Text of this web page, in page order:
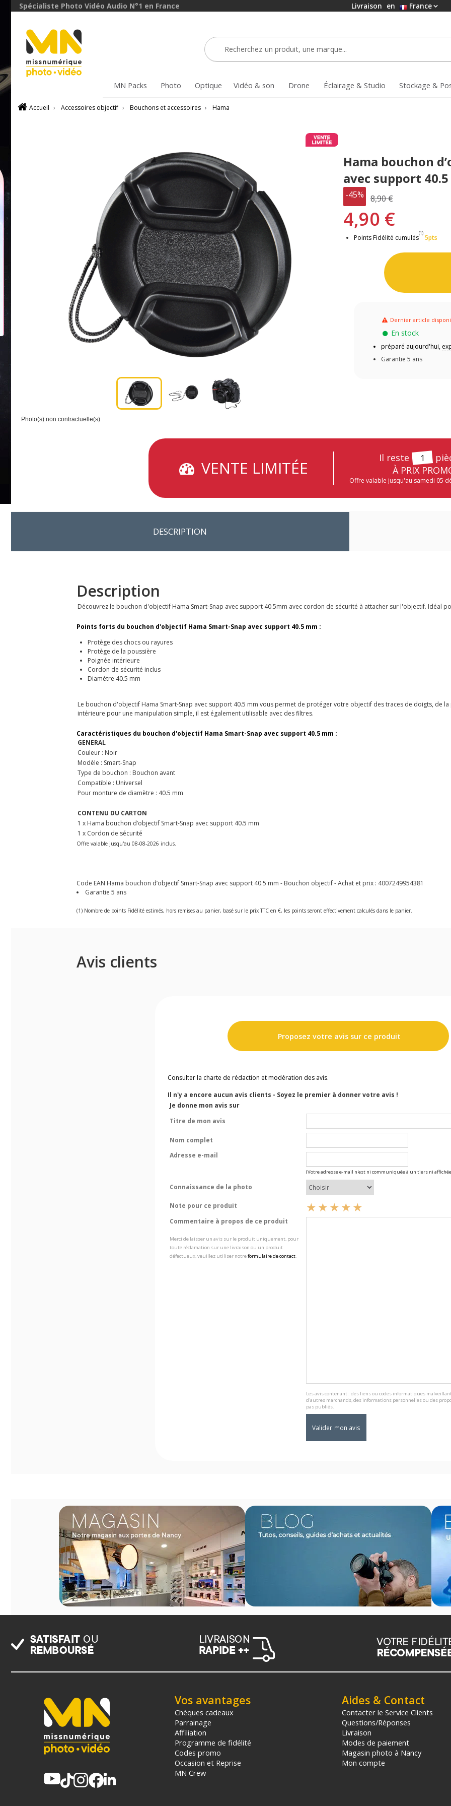
Spécialiste Photo Vidéo Audio N°1 en France Livraison en France
MN Packs Photo Optique Vidéo & son Drone Éclairage & Studio Stockage &
Accueil › Accessoires objectif › Bouchons et accessoires › Hama
Photo(s) non contractuelle(s)
Hama bouchon
avec support
-45% 8,90 €
4,90 €
Points Fidélité cumulés
(1)
5pts
Dernier article
En stock
préparé aujourd'hui,
Garantie 5 ans
VENTE LIMITÉE
Il reste 1
À PRIX
Offre valable jusqu'au samedi 05
DESCRIPTION
Description
Découvrez le bouchon d'objectif Hama Smart-Snap avec support 40.5mm avec cordon de sécurité à attacher sur l'objectif. Idéal
Points forts du bouchon d'objectif Hama Smart-Snap avec support 40.5 mm :
Protège des chocs ou rayures
Protège de la poussière
Poignée intérieure
Cordon de sécurité inclus
Diamètre 40.5 mm
Le bouchon d'objectif Hama Smart-Snap avec support 40.5 mm vous permet de protéger votre objectif des traces de doigts, de
intérieure pour une manipulation simple, il est également utilisable avec des filtres.
Caractéristiques du bouchon d'objectif Hama Smart-Snap avec support 40.5 mm :
GENERAL
Couleur : Noir
Modèle : Smart-Snap
Type de bouchon : Bouchon avant
Compatible : Universel
Pour monture de diamètre : 40.5 mm
CONTENU DU CARTON
1 x Hama bouchon d’objectif Smart-Snap avec support 40.5 mm
1 x Cordon de sécurité
Offre valable jusqu'au 08-08-2026 inclus.
Code EAN Hama bouchon d’objectif Smart-Snap avec support 40.5 mm - Bouchon objectif - Achat et prix : 4007249954381
Garantie 5 ans
(1) Nombre de points Fidélité estimés, hors remises au panier, basé sur le prix TTC en €, les points seront effectivement calculés dans le panier.
Avis clients
Proposez votre avis sur ce produit
Consulter la charte de rédaction et modération des avis.
Il n'y a encore aucun avis clients - Soyez le premier à donner votre avis !
Je donne mon avis sur
Titre de mon avis
Nom complet
Adresse e-mail
(Votre adresse e-mail n'est ni communiquée à un tiers ni
Connaissance de la photo
Note pour ce produit
Commentaire à propos de ce produit
Merci de laisser un avis sur le produit uniquement, pour
toute réclamation sur une livraison ou un produit
défectueux, veuillez utiliser notreformulaire de contact.
Les avis contenant : des liens ou codes informatiques
d'autres marchands, des informations personnelles ou des
pas publiés.
Vos avantages
Chèques cadeaux
Parrainage
Affiliation
Programme de fidélité
Codes promo
Occasion et Reprise
MN Crew
Aides & Contact
Contacter le Service Clients
Questions/Réponses
Livraison
Modes de paiement
Magasin photo à Nancy
Mon compte